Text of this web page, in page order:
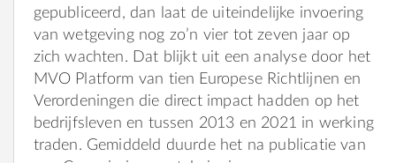
gepubliceerd, dan laat de uiteindelijke invoering
van wetgeving nog zo’n vier tot zeven jaar op
zich wachten. Dat blijkt uit een analyse door het
MVO Platform van tien Europese Richtlijnen en
Verordeningen die direct impact hadden op het
bedrijfsleven en tussen 2013 en 2021 in werking
traden. Gemiddeld duurde het na publicatie van